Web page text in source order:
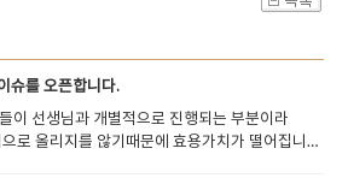
슈를 오픈합니다.
이 선생님과 개별적으로 진행되는 부분이라
로 올리지를 않기때문에 효용가치가 떨어집니